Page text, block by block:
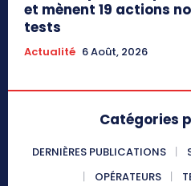
et mènent 19 actions
tests
Actualité 6 Août, 2026
Catégories
DERNIÈRES PUBLICATIONS
OPÉRATEURS